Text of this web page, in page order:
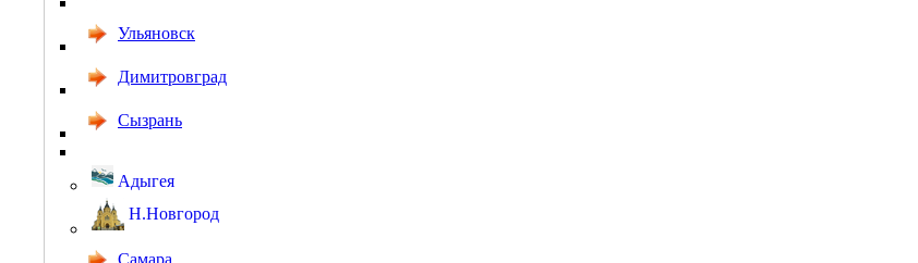
Ульяновск
Димитровград
Сызрань
Адыгея
Н.Новгород
Самара